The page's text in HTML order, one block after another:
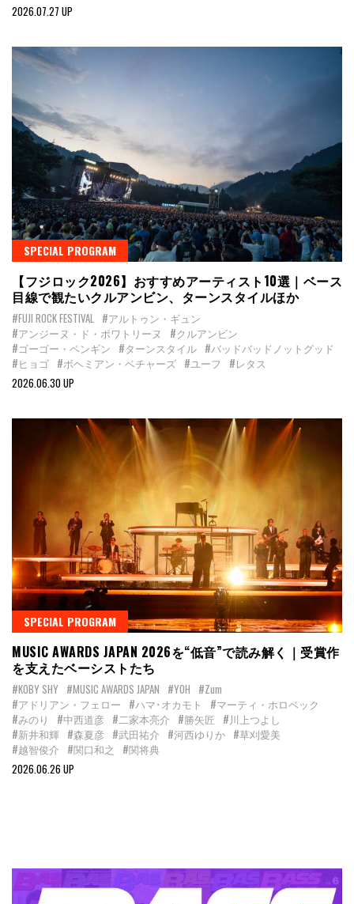
2026.07.27 UP
SPECIAL PROGRAM
【フジロック2026】おすすめアーティスト10選｜ベース
目線で観たいクルアンビン、ターンスタイルほか
#FUJI ROCK FESTIVAL
#アルトゥン・ギュン
#アンジーヌ・ド・ポワトリーヌ
#クルアンビン
#ゴーゴー・ペンギン #ターンスタイル #バッドバッドノットグッド
#ヒョゴ #ボヘミアン・ベチャーズ #ユーフ
#レタス
2026.06.30 UP
SPECIAL PROGRAM
MUSIC AWARDS JAPAN 2026を“低音”で読み解く｜受賞作
を支えたベーシストたち
#KOBY SHY #MUSIC AWARDS JAPAN #YOH #Zum
#アドリアン・フェロー #ハマ･オカモト
#マーティ・ホロベック
#みのり
#中西道彦 #二家本亮介 #勝矢匠 #川上つよし
#新井和輝 #森夏彦 #武田祐介 #河西ゆりか #草刈愛美
#越智俊介 #関口和之
#関将典
2026.06.26 UP